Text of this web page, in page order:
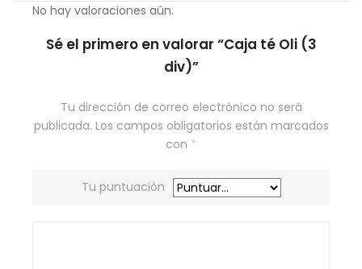
No hay valoraciones aún.
Sé el primero en valorar “Caja té Oli (3
div)”
Tu dirección de correo electrónico no será
publicada. Los campos obligatorios están marcados
con *
Tu puntuación